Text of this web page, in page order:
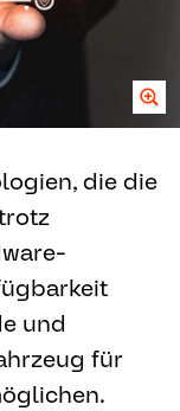
die die
und
für